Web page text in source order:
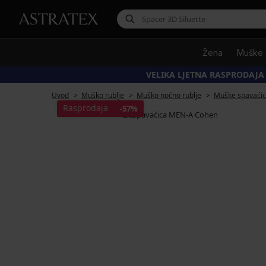
Žena Muške
VELIKA LJETNA
Uvod Muško rublje Muško noćno rublje Muške
Rasprodaja -57%